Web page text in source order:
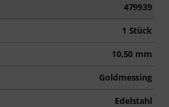
479939
1 Stück
10,50 mm
Goldmessing
Edelstahl